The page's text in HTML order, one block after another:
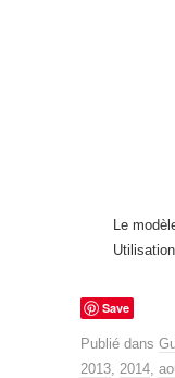
Le
Save
Publié dans
2013 2014